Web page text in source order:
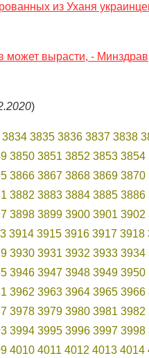
из Уханя
может вырасти, - Минздрав
)
3834 3835 3836 3837 3838
3850 3851 3852 3853 3854
3866 3867 3868 3869 3870
3882 3883 3884 3885 3886
3898 3899 3900 3901 3902
3914 3915 3916 3917 3918
3930 3931 3932 3933 3934
3946 3947 3948 3949 3950
3962 3963 3964 3965 3966
3978 3979 3980 3981 3982
3994 3995 3996 3997 3998
4010 4011 4012 4013 4014